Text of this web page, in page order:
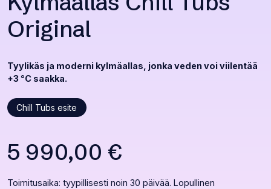
Original
Tyylikäs ja moderni kylmäallas, jonka veden voi viilentää
+3 °C saakka.
Chill Tubs esite
5 990,00 €
Toimitusaika: tyypillisesti noin 30 päivää. Lopullinen